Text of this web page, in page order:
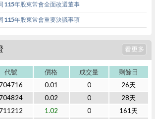
115年股東常會全面改選董事
115年股東常會重要決議事項
代號 價格 成交量
剩餘日
704716 0.01 0
26天
704824 0.02 0
28天
711212 1.02 0
161天